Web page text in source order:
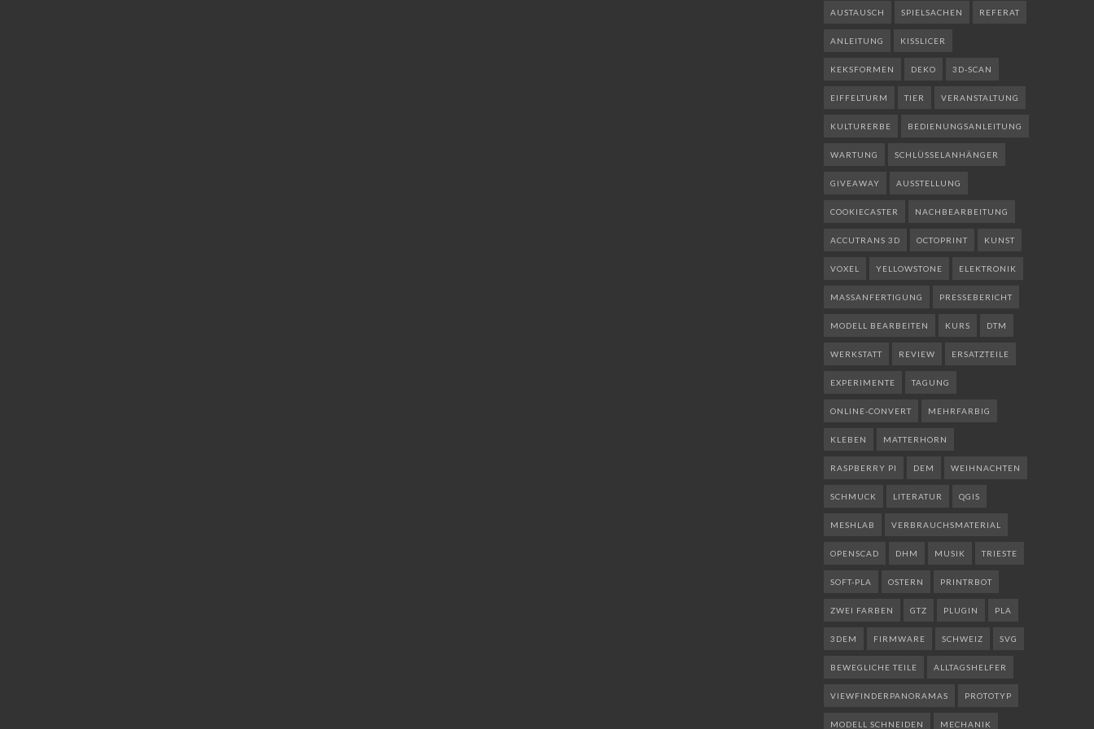
AUSTAUSCH SPIELSACHEN REFERAT
ANLEITUNG KISSLICER
KEKSFORMEN DEKO 3D-SCAN
EIFFELTURM TIER VERANSTALTUNG
KULTURERBE BEDIENUNGSANLEITUNG
WARTUNG SCHLÜSSELANHÄNGER
GIVEAWAY AUSSTELLUNG
COOKIECASTER NACHBEARBEITUNG
ACCUTRANS 3D OCTOPRINT KUNST
VOXEL YELLOWSTONE ELEKTRONIK
MASSANFERTIGUNG PRESSEBERICHT
MODELL BEARBEITEN KURS DTM
WERKSTATT REVIEW ERSATZTEILE
EXPERIMENTE TAGUNG
ONLINE-CONVERT MEHRFARBIG
KLEBEN MATTERHORN
RASPBERRY PI DEM WEIHNACHTEN
SCHMUCK LITERATUR QGIS
MESHLAB VERBRAUCHSMATERIAL
OPENSCAD DHM MUSIK TRIESTE
SOFT-PLA OSTERN PRINTRBOT
ZWEI FARBEN GTZ PLUGIN PLA
3DEM FIRMWARE SCHWEIZ SVG
BEWEGLICHE TEILE ALLTAGSHELFER
VIEWFINDERPANORAMAS PROTOTYP
MODELL SCHNEIDEN MECHANIK